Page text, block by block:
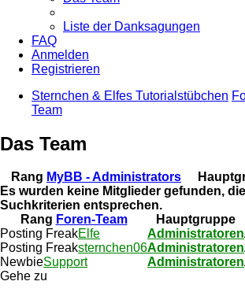
Liste der Danksagungen
FAQ
Anmelden
Registrieren
Sternchen & Elfes Tutorialstübchen
Team
Das Team
Rang MyBB - Administrators
Es wurden keine Mitglieder gefunden,
Suchkriterien entsprechen.
Rang Foren-Team Hauptgruppe
Posting FreakElfe Administratoren
Posting Freaksternchen06Administratoren
NewbieSupport Administratoren
Gehe zu